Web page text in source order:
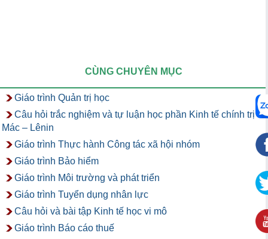
CÙNG CHUYÊN MỤC
Giáo trình Quản trị học
Câu hỏi trắc nghiệm và tự luận học phần Kinh tế chính trị
Mác – Lênin
Giáo trình Thực hành Công tác xã hội nhóm
Giáo trình Bảo hiểm
Giáo trình Môi trường và phát triển
Giáo trình Tuyển dụng nhân lực
Câu hỏi và bài tập Kinh tế học vi mô
Giáo trình Báo cáo thuế